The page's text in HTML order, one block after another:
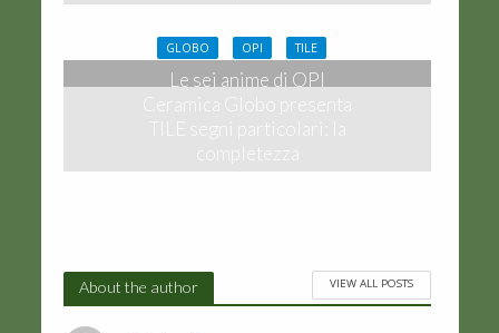
GLOBO OPI TILE
Le sei anime di OPI
Ceramica Globo presenta
TILE segni particolari: la
completezza
About the author VIEW ALL POSTS